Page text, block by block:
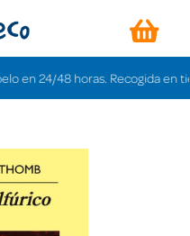
24/48 horas. Recogida en